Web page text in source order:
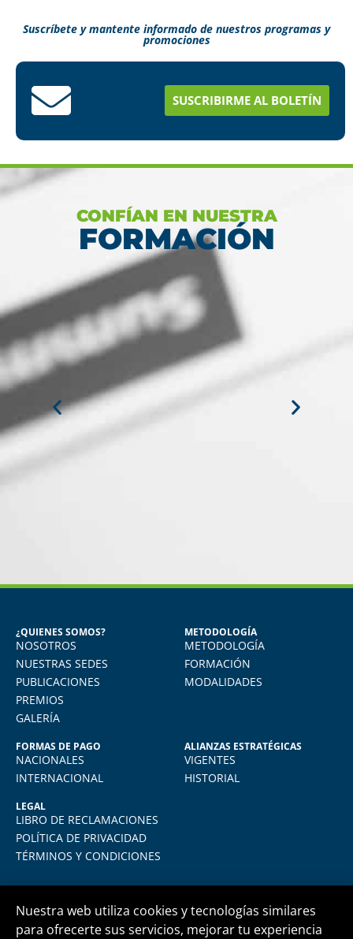
estudios en menos tiempo
Suscríbete y mantente informado de nuestros programas y
promociones
SUSCRIBIRME AL BOLETÍN
CONFÍAN EN NUESTRA
FORMACIÓN
GÓNGORA
Vivo en Arequipa y llevé el diploma con
total comodidad desde mi casa. La
plataforma virtual de FIDE es muy intuitiva
y muy amigable. La enseñanza virtual es
¿QUIENES SOMOS?
NOSOTROS
NUESTRAS SEDES
PUBLICACIONES
PREMIOS
GALERÍA
METODOLOGÍA
METODOLOGÍA
FORMACIÓN
MODALIDADES
FORMAS DE PAGO
NACIONALES
INTERNACIONAL
ALIANZAS ESTRATÉGICAS
VIGENTES
HISTORIAL
LEGAL
LIBRO DE RECLAMACIONES
POLÍTICA DE PRIVACIDAD
TÉRMINOS Y CONDICIONES
Nuestra web utiliza cookies y tecnologías similares
para ofrecerte sus servicios, mejorar tu experiencia